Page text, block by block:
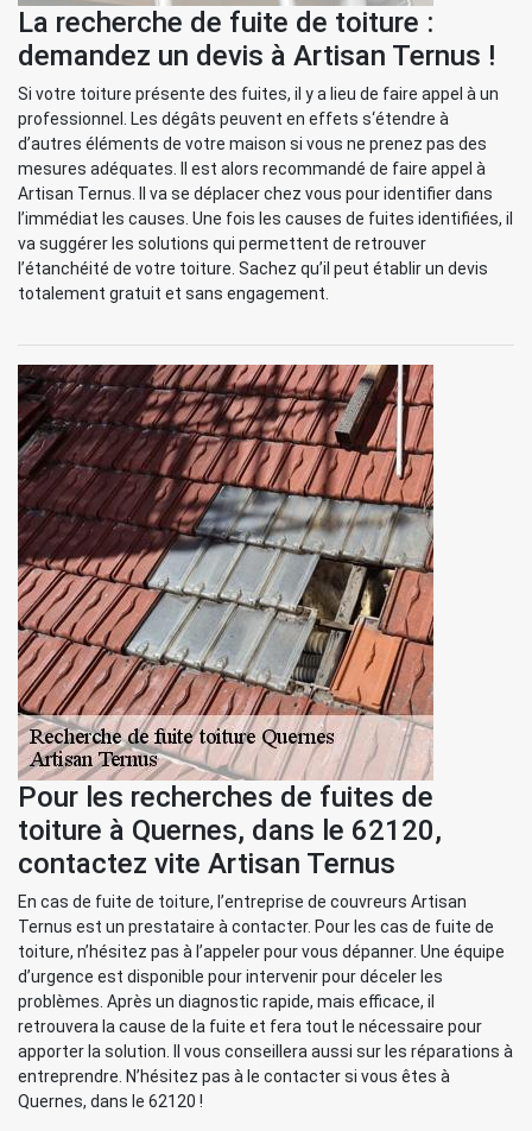
La recherche de fuite de toiture :
demandez un devis à Artisan Ternus !
Si votre toiture présente des fuites, il y a lieu de faire appel à un
professionnel. Les dégâts peuvent en effets s‘étendre à
d’autres éléments de votre maison si vous ne prenez pas des
mesures adéquates. Il est alors recommandé de faire appel à
Artisan Ternus. Il va se déplacer chez vous pour identifier dans
l’immédiat les causes. Une fois les causes de fuites identifiées, il
va suggérer les solutions qui permettent de retrouver
l’étanchéité de votre toiture. Sachez qu’il peut établir un devis
totalement gratuit et sans engagement.
Pour les recherches de fuites de
toiture à Quernes, dans le 62120,
contactez vite Artisan Ternus
En cas de fuite de toiture, l’entreprise de couvreurs Artisan
Ternus est un prestataire à contacter. Pour les cas de fuite de
toiture, n’hésitez pas à l’appeler pour vous dépanner. Une équipe
d’urgence est disponible pour intervenir pour déceler les
problèmes. Après un diagnostic rapide, mais efficace, il
retrouvera la cause de la fuite et fera tout le nécessaire pour
apporter la solution. Il vous conseillera aussi sur les réparations à
entreprendre. N’hésitez pas à le contacter si vous êtes à
Quernes, dans le 62120 !